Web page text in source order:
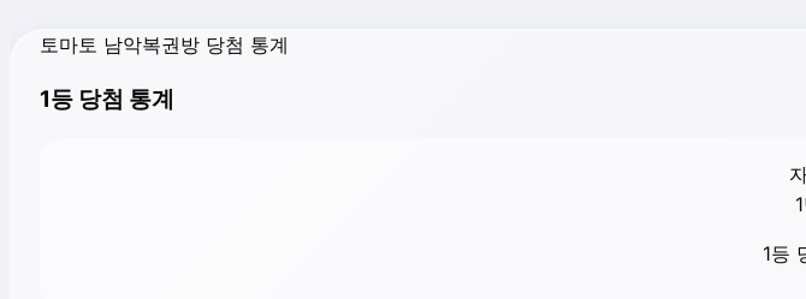
토마토 남악복권방 당첨 통계
1등 당첨 통계
1
1등